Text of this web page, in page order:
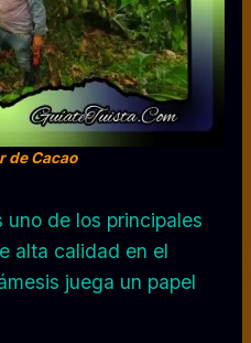
de Cacao
uno de los principales
alta calidad en el
juega un papel